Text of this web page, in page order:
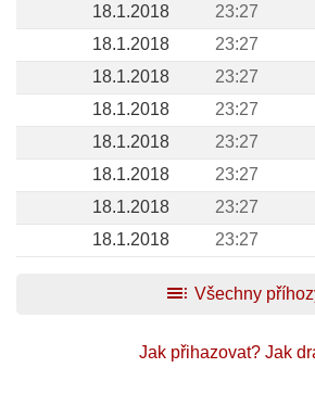
18.1.2018 23:27
18.1.2018
23:27
18.1.2018 23:27
18.1.2018
23:27
18.1.2018 23:27
18.1.2018
23:27
18.1.2018 23:27
18.1.2018
23:27
toc Všechny
Jak přihazovat? Jak